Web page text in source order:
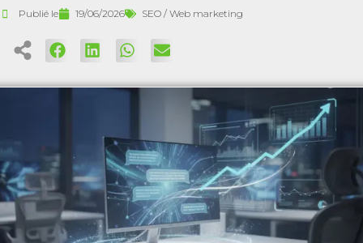
Publié le 19/06/2026 SEO / Web marketing